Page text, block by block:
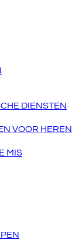
DIENSTEN
VOOR HEREN
MIS